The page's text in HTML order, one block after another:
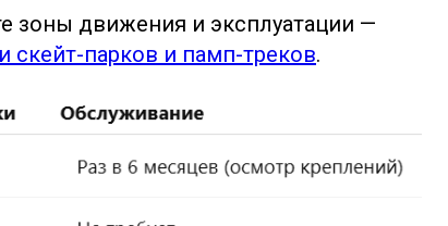
зоны движения и эксплуатации —
скейт-парков и памп-треков.